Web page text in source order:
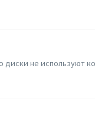
диски не используют